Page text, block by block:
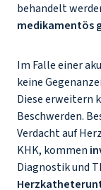
behandelt
medikamentös
Im Falle einer
keine
Diese erweitern
Beschwerden.
Verdacht auf
KHK, kommen
Diagnostik und